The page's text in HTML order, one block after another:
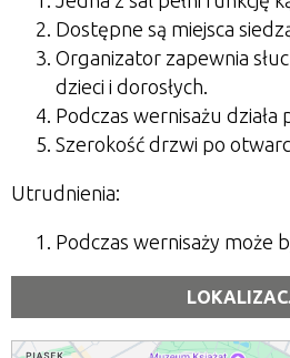
Dostępne są miejsca
Organizator zapewnia
dzieci i dorosłych.
Podczas wernisażu działa
Szerokość drzwi po
Utrudnienia:
Podczas wernisaży może